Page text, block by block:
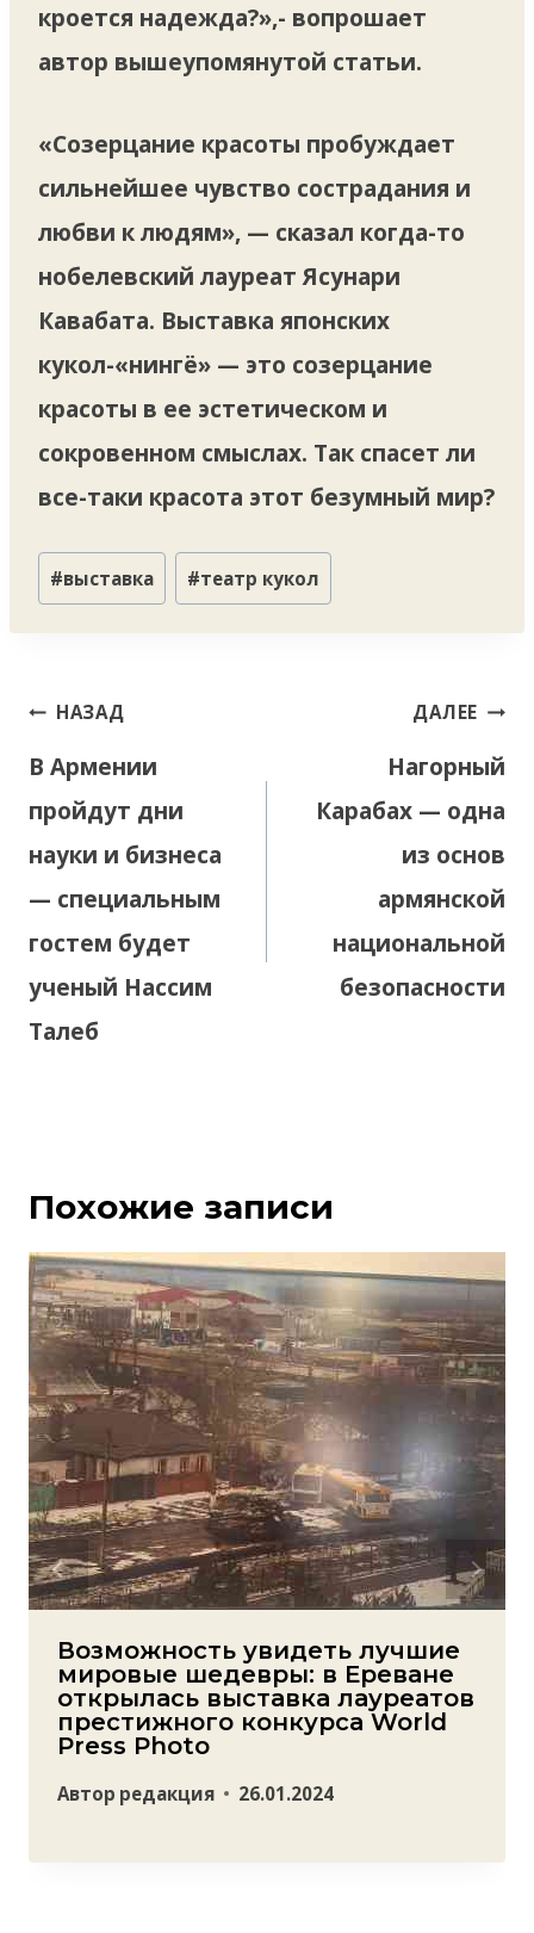
кроется надежда?»,- вопрошает
автор вышеупомянутой статьи.
«Созерцание красоты пробуждает
сильнейшее чувство сострадания и
любви к людям», — сказал когда-то
нобелевский лауреат Ясунари
Кавабата. Выставка японских
кукол-«нингё» — это созерцание
красоты в ее эстетическом и
сокровенном смыслах. Так спасет ли
все-таки красота этот безумный мир?
Метки
записи:
#выставка #театр кукол
Навигация
записям
НАЗАД
В Армении
пройдут дни
науки и бизнеса
— специальным
гостем будет
ученый Нассим
Талеб
ДАЛЕЕ
Нагорный
Карабах — одна
из основ
армянской
национальной
безопасности
Похожие записи
Возможность увидеть лучшие
мировые шедевры: в Ереване
открылась выставка лауреатов
престижного конкурса World
Press Photo
Автор редакция 26.01.2024